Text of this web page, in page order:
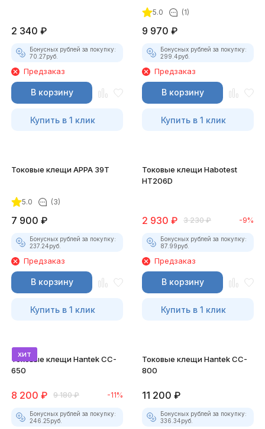
2 340 ₽
Бонусных рублей за покупку:
70.27руб.
Предзаказ
В корзину
Купить в 1 клик
5.0 (1)
9 970 ₽
Бонусных рублей за покупку:
299.4руб.
Предзаказ
В корзину
Купить в 1 клик
Токовые клещи APPA 39T
5.0 (3)
7 900 ₽
Бонусных рублей за покупку:
237.24руб.
Предзаказ
В корзину
Купить в 1 клик
Токовые клещи Habotest
HT206D
2 930 ₽ 3 230 ₽ -9%
Бонусных рублей за покупку:
87.99руб.
Предзаказ
В корзину
Купить в 1 клик
хит
Токовые клещи Hantek CC-
650
8 200 ₽ 9 180 ₽ -11%
Бонусных рублей за покупку:
246.25руб.
Токовые клещи Hantek CC-
800
11 200 ₽
Бонусных рублей за покупку:
336.34руб.